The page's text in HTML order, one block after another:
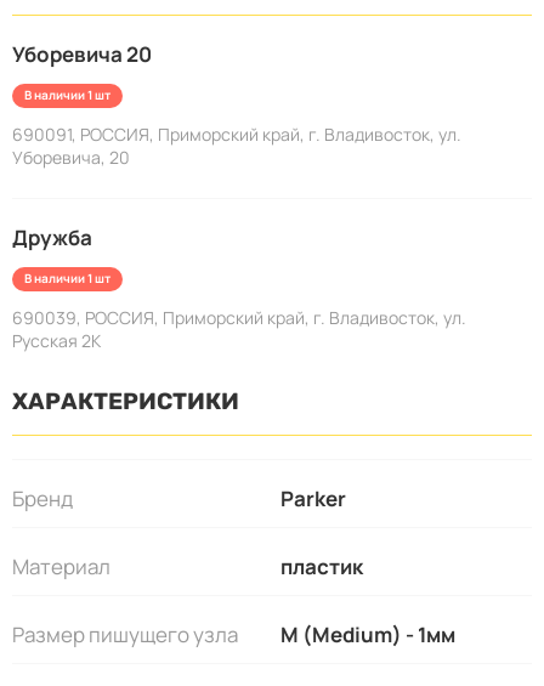
Уборевича 20
В наличии 1 шт
690091, РОССИЯ, Приморский край, г. Владивосток, ул.
Уборевича, 20
Дружба
В наличии 1 шт
690039, РОССИЯ, Приморский край, г. Владивосток, ул.
Русская 2К
ХАРАКТЕРИСТИКИ
Бренд Parker
Материал пластик
Размер пишущего узла M (Medium) - 1мм